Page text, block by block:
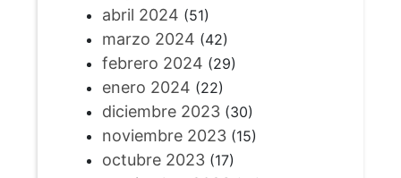
abril 2024 (51)
marzo 2024 (42)
febrero 2024 (29)
enero 2024 (22)
diciembre 2023(30)
noviembre 2023(15)
octubre 2023(17)